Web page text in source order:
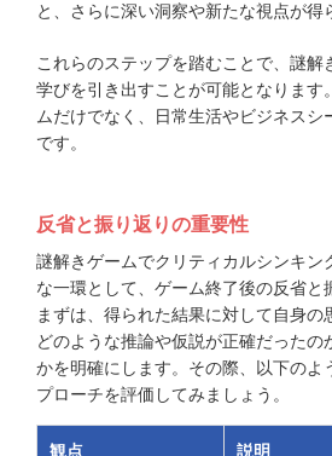
と、さらに深い洞察や新たな視点が得
これらのステップを踏むことで、謎解
学びを引き出すことが可能となります
ムだけでなく、日常生活やビジネスシ
です。
反省と振り返りの重要性
謎解きゲームでクリティカルシンキン
な一環として、ゲーム終了後の反省と
まずは、得られた結果に対して自身の
どのような推論や仮説が正確だったの
かを明確にします。その際、以下のよ
プローチを評価してみましょう。
観点 説明